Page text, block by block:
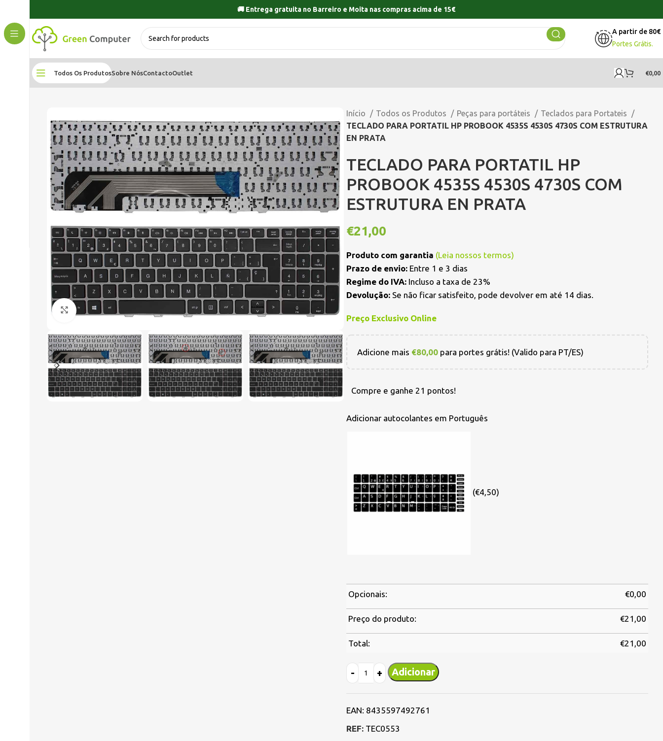
🚚 Entrega gratuita no Barreiro e Moita nas compras acima de 15€
A partir de 80€
Portes Grátis.
Todos Os ProdutosSobre NósContactoOutlet €0,00
Click to enlarge
Início Todos os Produtos Peças para portáteis
Teclados para Portateis
TECLADO PARA PORTATIL HP PROBOOK 4535S 4530S 4730S COM ESTRUTURA
EN PRATA
TECLADO PARA PORTATIL HP
PROBOOK 4535S 4530S 4730S COM
ESTRUTURA EN PRATA
€21,00
Produto com garantia (Leia nossos termos)
Prazo de envio: Entre 1 e 3 dias
Regime do IVA: Incluso a taxa de 23%
Devolução: Se não ficar satisfeito, pode devolver em até 14 dias.
Preço Exclusivo Online
Adicione mais €80,00 para portes grátis! (Valido para PT/ES)
Compre e ganhe 21 pontos!
Adicionar autocolantes em Português
(€4,50)
Opcionais: €0,00
Preço do produto: €21,00
Total: €21,00
Adicionar
EAN: 8435597492761
REF: TEC0553